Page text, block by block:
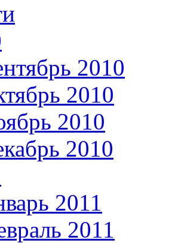
2010
2010
2010
2010
2011
2011